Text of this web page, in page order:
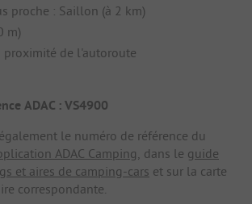
proche : Saillon (à 2 km)
m)
proximité de l'autoroute
ADAC : VS4900
le numéro de référence du
ADAC Camping, dans le guide
et aires de camping-cars et sur la carte
correspondante.